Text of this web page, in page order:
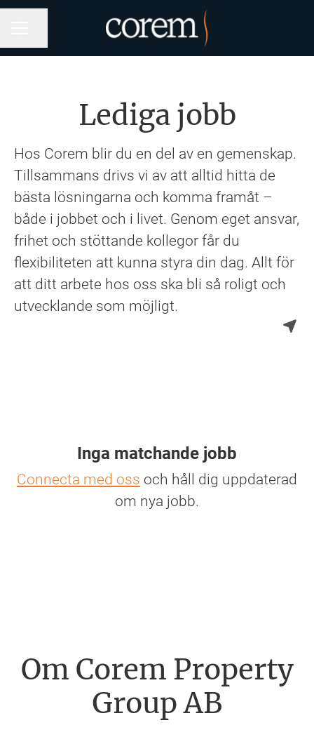
Lediga jobb
Hos Corem blir du en del av en gemenskap.
Tillsammans drivs vi av att alltid hitta de
bästa lösningarna och komma framåt –
både i jobbet och i livet. Genom eget ansvar,
frihet och stöttande kollegor får du
flexibiliteten att kunna styra din dag. Allt för
att ditt arbete hos oss ska bli så roligt och
utvecklande som möjligt.
Inga matchande jobb
Connecta med oss och håll dig uppdaterad
om nya jobb.
Om Corem Property
Group AB